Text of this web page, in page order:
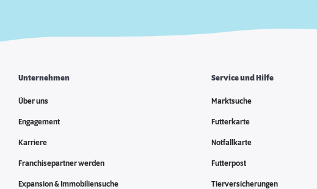
Unternehmen
Über uns
Engagement
Karriere
Franchisepartner werden
Expansion & Immobiliensuche
Service und Hilfe
Marktsuche
Futterkarte
Notfallkarte
Futterpost
Tierversicherungen